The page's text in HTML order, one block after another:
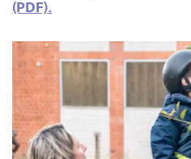
(PDF).